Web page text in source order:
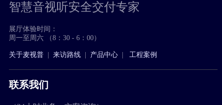
智慧音视听安全交付专家
展厅体验时间：
周一至周六 （8：30 - 6：00）
关于麦视普| 来访路线| 产品中心| 工程案例
联系我们